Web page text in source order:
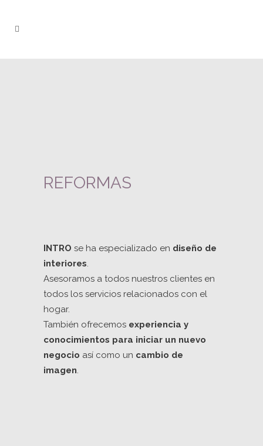
REFORMAS
INTRO se ha especializado en diseño de
interiores.
Asesoramos a todos nuestros clientes en
todos los servicios relacionados con el
hogar.
También ofrecemos experiencia y
conocimientos para iniciar un nuevo
negocio así como un cambio de
imagen.